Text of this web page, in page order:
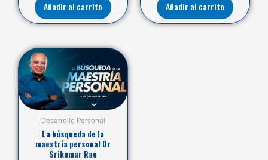
Añadir al carrito Añadir al carrito
Desarrollo Personal
La búsqueda de la
maestría personal Dr
Srikumar Rao